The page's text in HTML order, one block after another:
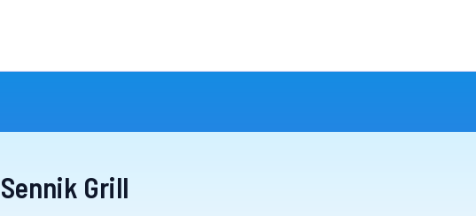
Sennik Grill